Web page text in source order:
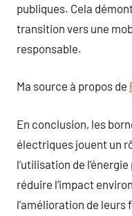
publiques. Cela
transition vers une
responsable.
Ma source à propos de
En conclusion, les
électriques jouent un
l’utilisation de
réduire l’impact
l’amélioration de